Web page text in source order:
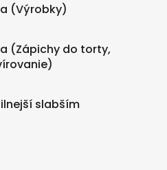
(Výrobky)
(Zápichy do torty,
slabším